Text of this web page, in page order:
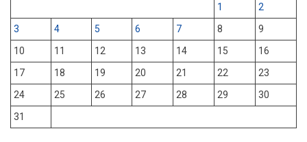
1
2
3
4 5 6 7 8
9
10
11 12 13 14 15
16
17
18 19 20 21 22
23
24
25 26 27 28 29
30
31